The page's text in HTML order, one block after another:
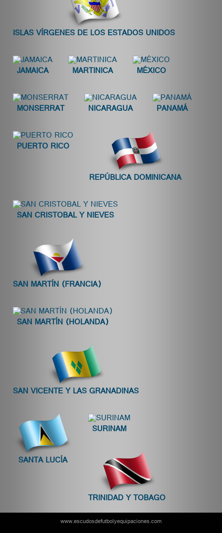
ISLAS VÍRGENES DE LOS ESTADOS UNIDOS
JAMAICA MARTINICA MÉXICO
MONSERRAT NICARAGUA PANAMÁ
PUERTO RICO
REPÚBLICA DOMINICANA
SAN CRISTOBAL Y NIEVES
SAN MARTÍN (FRANCIA)
SAN MARTÍN (HOLANDA)
SAN VICENTE Y LAS GRANADINAS
SANTA LUCÍA
SURINAM
TRINIDAD Y TOBAGO
www.escudosdefutbolyequipaciones.com